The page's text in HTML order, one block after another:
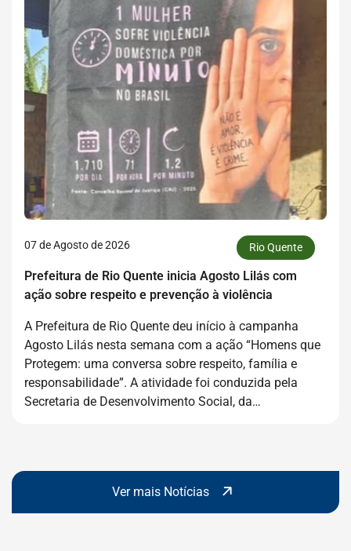
07 de Agosto de 2026 Rio Quente
Prefeitura de Rio Quente inicia Agosto Lilás com
ação sobre respeito e prevenção à violência
A Prefeitura de Rio Quente deu início à campanha
Agosto Lilás nesta semana com a ação “Homens que
Protegem: uma conversa sobre respeito, família e
responsabilidade”. A atividade foi conduzida pela
Secretaria de Desenvolvimento Social, da…
Ver mais Notícias Ver mais